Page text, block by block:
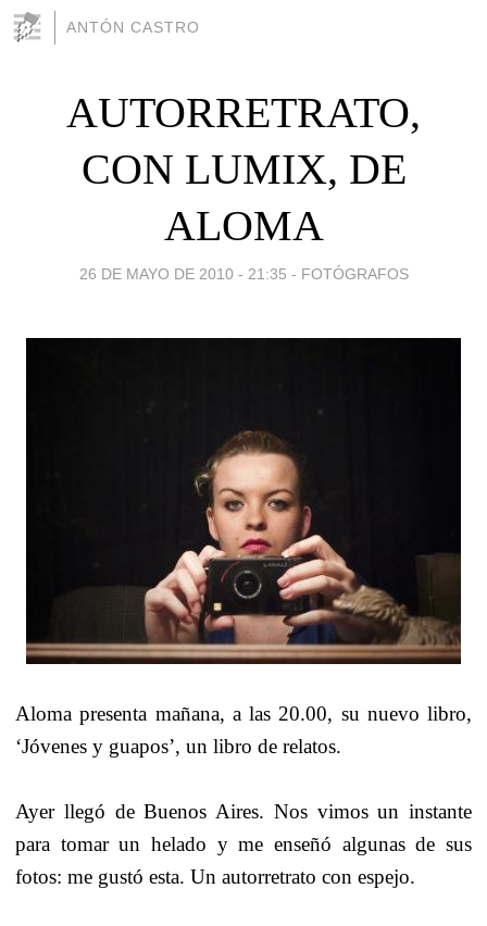
ANTÓN CASTRO
AUTORRETRATO,
CON LUMIX, DE
ALOMA
26 DE MAYO DE 2010 - 21:35 - FOTÓGRAFOS
Aloma presenta mañana, a las 20.00, su nuevo libro,
‘Jóvenes y guapos’, un libro de relatos.
Ayer llegó de Buenos Aires. Nos vimos un instante
para tomar un helado y me enseñó algunas de sus
fotos: me gustó esta. Un autorretrato con espejo.